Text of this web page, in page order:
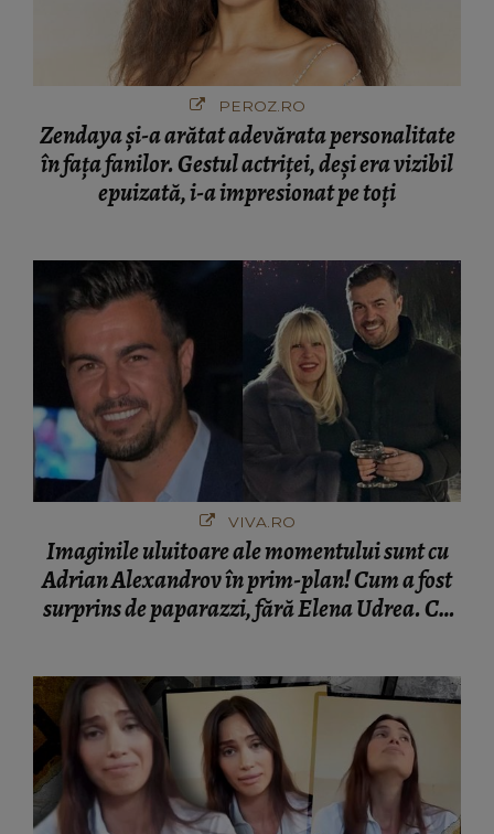
PEROZ.RO
Zendaya și-a arătat adevărata personalitate
în fața fanilor. Gestul actriței, deși era vizibil
epuizată, i-a impresionat pe toți
VIVA.RO
Imaginile uluitoare ale momentului sunt cu
Adrian Alexandrov în prim-plan! Cum a fost
surprins de paparazzi, fără Elena Udrea. Cu